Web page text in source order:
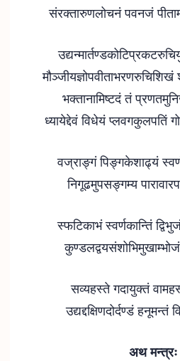
संरक्तारुणलोचनं पवनजं
भक्तानामिष्टदं तं
ध्यायेद्देवं विधेयं प्लवगकुलपतिं
वज्राङ्गं पिङ्गकेशाढ्यं
निगूढमुपसङ्गम्य
स्फटिकाभं स्वर्णकान्तिं
सव्यहस्ते गदायुक्तं
उद्यद्दक्षिणदोर्दण्डं
अथ